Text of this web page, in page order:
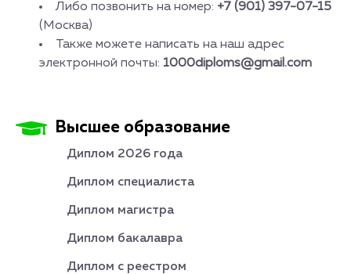
Либо позвонить на номер: +7 (901) 397-07-15
(Москва)
Также можете написать на наш адрес
электронной почты: 1000diploms@gmail.com
Высшее образование
Диплом 2026 года
Диплом специалиста
Диплом магистра
Диплом бакалавра
Диплом с реестром